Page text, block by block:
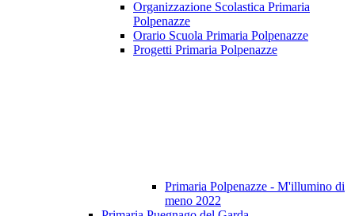
Organizzazione Scolastica Primaria
Polpenazze
Orario Scuola Primaria Polpenazze
Progetti Primaria Polpenazze
Primaria Polpenazze - M'illumino di
meno 2022